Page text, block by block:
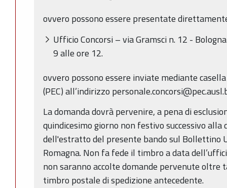
ovvero possono essere presentate
Ufficio Concorsi – via Gramsci n. 12 -
9 alle ore 12.
ovvero possono essere inviate mediante
(PEC) all’indirizzo
La domanda dovrà pervenire, a pena di
quindicesimo giorno non festivo successivo alla
dell'estratto del presente bando sul Bollettino
Romagna. Non fa fede il timbro a data
non saranno accolte domande pervenute oltre
timbro postale di spedizione antecedente.